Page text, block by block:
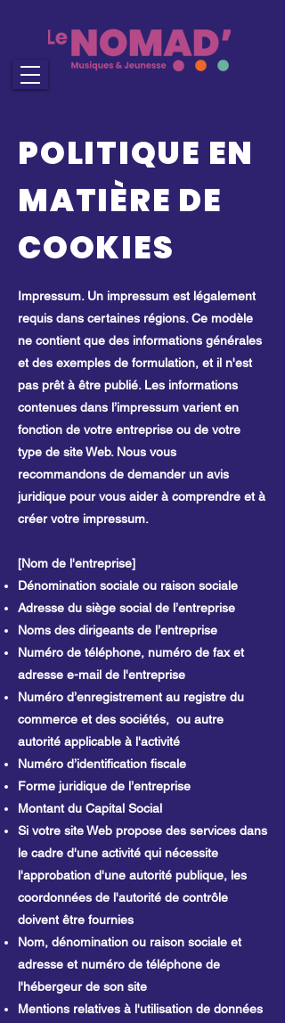
POLITIQUE EN
MATIÈRE DE
COOKIES
Impressum. Un impressum est légalement
requis dans certaines régions. Ce modèle
ne contient que des informations générales
et des exemples de formulation, et il n'est
pas prêt à être publié. Les informations
contenues dans l’impressum varient en
fonction de votre entreprise ou de votre
type de site Web. Nous vous
recommandons de demander un avis
juridique pour vous aider à comprendre et à
créer votre impressum.
[Nom de l'entreprise]
Dénomination sociale ou raison sociale
Adresse du siège social de l’entreprise
Noms des dirigeants de l’entreprise
Numéro de téléphone, numéro de fax et
adresse e-mail de l'entreprise
Numéro d’enregistrement au registre du
commerce et des sociétés, ou autre
autorité applicable à l'activité
Numéro d’identification fiscale
Forme juridique de l’entreprise
Montant du Capital Social
Si votre site Web propose des services dans
le cadre d'une activité qui nécessite
l'approbation d'une autorité publique, les
coordonnées de l'autorité de contrôle
doivent être fournies
Nom, dénomination ou raison sociale et
adresse et numéro de téléphone de
l'hébergeur de son site
Mentions relatives à l'utilisation de données